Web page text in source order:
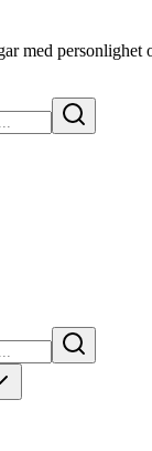
med personlighet